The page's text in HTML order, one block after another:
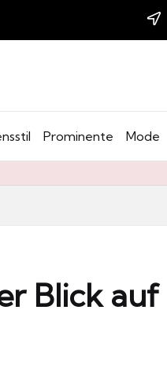
Prominente Mode
Blick auf